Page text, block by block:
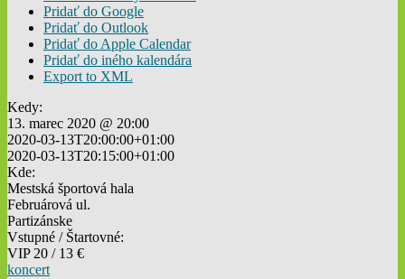
Pridať do Google
Pridať do Outlook
Pridať do Apple Calendar
Pridať do iného kalendára
Export to XML
Kedy:
13. marec 2020 @ 20:00
2020-03-13T20:00:00+01:00
2020-03-13T20:15:00+01:00
Kde:
Mestská športová hala
Februárová ul.
Partizánske
Vstupné / Štartovné:
VIP 20 / 13 €
koncert